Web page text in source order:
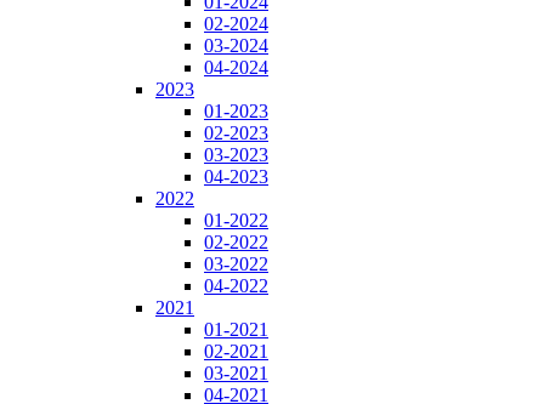
02-2024
03-2024
04-2024
2023
01-2023
02-2023
03-2023
04-2023
2022
01-2022
02-2022
03-2022
04-2022
2021
01-2021
02-2021
03-2021
04-2021